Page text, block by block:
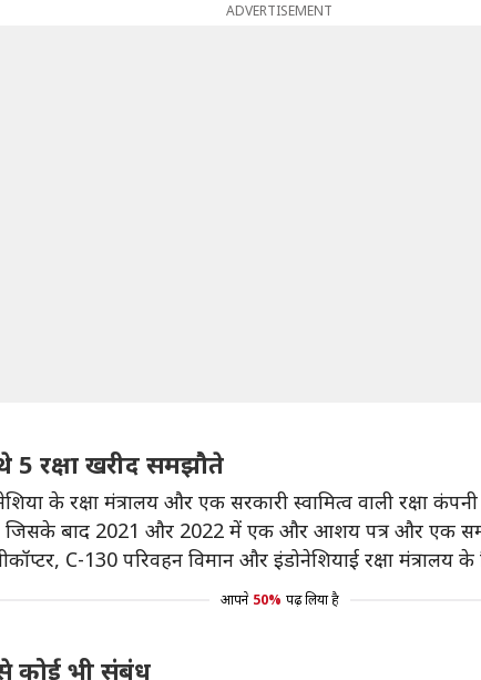
ADVERTISEMENT
5 रक्षा खरीद समझौते
के रक्षा मंत्रालय और एक सरकारी स्वामित्व वाली रक्षा
बाद 2021 और 2022 में एक और आशय पत्र और एक
C-130 परिवहन विमान और इंडोनेशियाई रक्षा
आपने 50% पढ़ लिया है
से कोई भी संबंध